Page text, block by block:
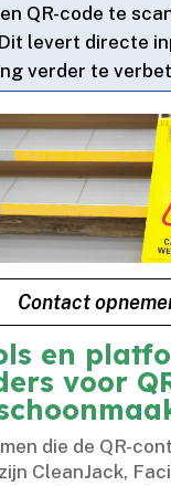
QR-code te
levert directe
verder te
Contact
en
voor
die de QR-
CleanJack,